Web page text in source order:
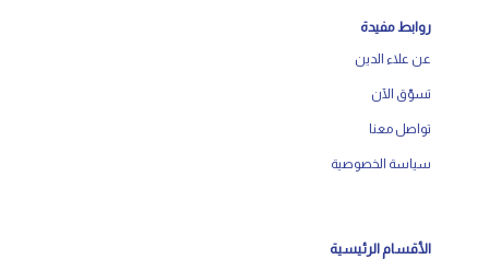
روابط مفيدة
عن علاء الدين
تسوّق الآن
تواصل معنا
سياسة الخصوصية
الأقسام الرئيسية